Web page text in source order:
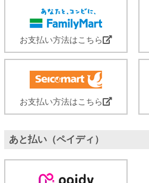
お支払い方法はこちら
お支払い方法はこちら
あと払い（ペイディ）